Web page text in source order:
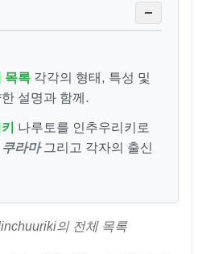
−
목록 각각의 형태, 특성 및
설명과 함께.
나루토를 인추우리키로
쿠라마그리고 각자의 출신
의 전체 목록